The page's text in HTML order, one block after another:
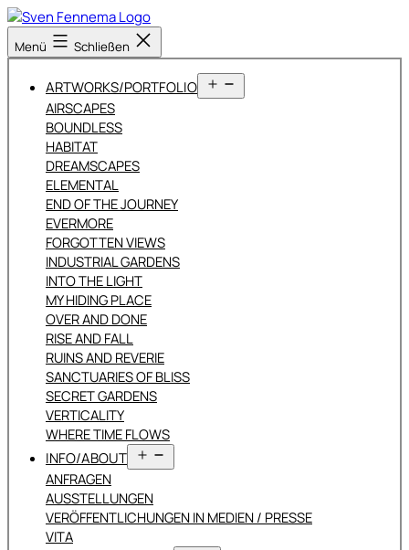
Zum
Inhalt
springen
Sven
Fennema
Menü Schließen
ARTWORKS/PORTFOLIO
öffnen
AIRSCAPES
BOUNDLESS
HABITAT
DREAMSCAPES
ELEMENTAL
END OF THE JOURNEY
EVERMORE
FORGOTTEN VIEWS
INDUSTRIAL GARDENS
INTO THE LIGHT
MY HIDING PLACE
OVER AND DONE
RISE AND FALL
RUINS AND REVERIE
SANCTUARIES OF BLISS
SECRET GARDENS
VERTICALITY
WHERE TIME FLOWS
INFO/ABOUT
öffnen
ANFRAGEN
AUSSTELLUNGEN
VERÖFFENTLICHUNGEN IN MEDIEN / PRESSE
VITA